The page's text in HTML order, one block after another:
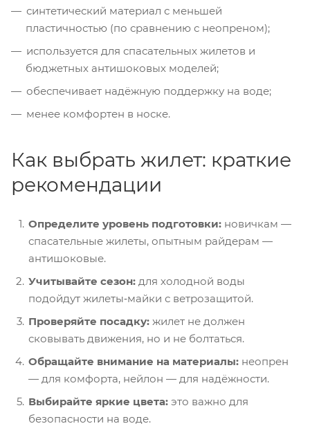
синтетический материал с меньшей
пластичностью (по сравнению с неопреном);
используется для спасательных жилетов и
бюджетных антишоковых моделей;
обеспечивает надёжную поддержку на воде;
менее комфортен в носке.
Как выбрать жилет: краткие
рекомендации
Определите уровень подготовки: новичкам —
спасательные жилеты, опытным райдерам —
антишоковые.
Учитывайте сезон: для холодной воды
подойдут жилеты‑майки с ветрозащитой.
Проверяйте посадку: жилет не должен
сковывать движения, но и не болтаться.
Обращайте внимание на материалы: неопрен
— для комфорта, нейлон — для надёжности.
Выбирайте яркие цвета: это важно для
безопасности на воде.